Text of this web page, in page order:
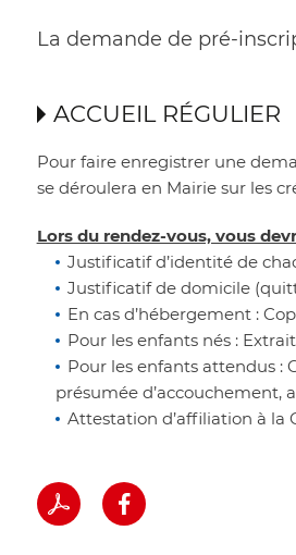
La demande de pré-
ACCUEIL RÉGULIER
Pour faire enregistrer une
se déroulera en Mairie sur les
Lors du rendez-vous, vous
Justificatif d’identité de
Justificatif de domicile
En cas d’hébergement :
Pour les enfants nés :
Pour les enfants attendus :
présumée d’accouchement,
Attestation d’affiliation à la